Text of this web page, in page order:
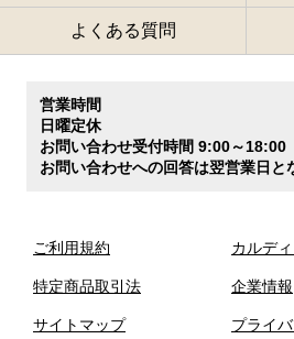
よくある質問
営業時間
日曜定休
お問い合わせ受付時間 9:00～18:00
お問い合わせへの回答は翌営業日と
ご利用規約
特定商品取引法
サイトマップ
カルデ
企業情報
プライ